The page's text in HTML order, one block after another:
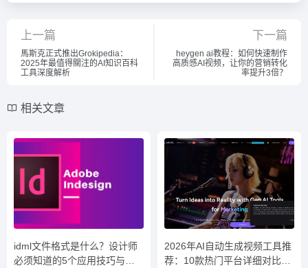
上一篇
馬斯克正式推出Grokipedia：
2025年最值得關注的AI知识百科
工具深度解析
下一篇
heygen ai教程：如何快速制作
高质感AI视频，让你的营销转化
率提升3倍？
相关文章
idml文件格式是什么？设计师
必须知道的5个应用技巧与常
2026年AI自动生成视频工具推
荐：10款热门平台详细对比及